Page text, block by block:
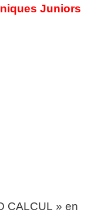
Juniors
CALCUL » en